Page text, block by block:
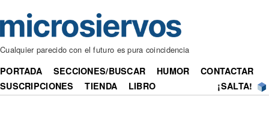
Cualquier parecido con el futuro es pura coincidencia
PORTADA SECCIONES/BUSCAR HUMOR
CONTACTAR
SUSCRIPCIONES
TIENDA LIBRO ¡SALTA!